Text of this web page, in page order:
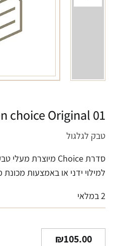
choice Original 01
טבק לגלגול
סדרת Choice מיוצרת מעלי טבק טבעיים, חיתוך דק.
למילוי ידני או באמצעות מכונת
2 במלאי
₪105.00